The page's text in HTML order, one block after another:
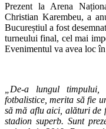
Prezent la Arena
Christian Karembeu, a
Bucureștiul a fost
turneului final, cel mai
Evenimentul va avea loc
„De-a lungul
fotbalistice, merita să fie
să mă aflu aici, alături de
stadion superb. Sunt